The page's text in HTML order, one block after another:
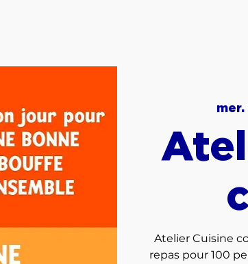
mer.
Atelier Cuisine
repas pour 100